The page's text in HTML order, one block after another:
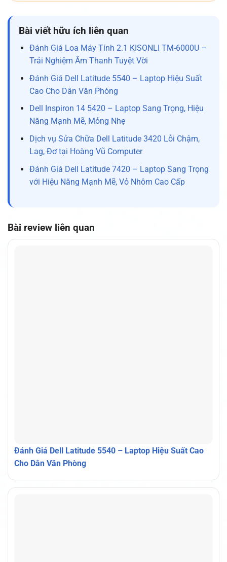
Bài viết hữu ích liên quan
Đánh Giá Loa Máy Tính 2.1 KISONLI TM-6000U –
Trải Nghiệm Âm Thanh Tuyệt Vời
Đánh Giá Dell Latitude 5540 – Laptop Hiệu Suất
Cao Cho Dân Văn Phòng
Dell Inspiron 14 5420 – Laptop Sang Trọng, Hiệu
Năng Mạnh Mẽ, Mỏng Nhẹ
Dịch vụ Sửa Chữa Dell Latitude 3420 Lỗi Chậm,
Lag, Đơ tại Hoàng Vũ Computer
Đánh Giá Dell Latitude 7420 – Laptop Sang Trọng
với Hiệu Năng Mạnh Mẽ, Vỏ Nhôm Cao Cấp
Bài review liên quan
Đánh Giá Dell Latitude 5540 – Laptop Hiệu Suất Cao
Cho Dân Văn Phòng